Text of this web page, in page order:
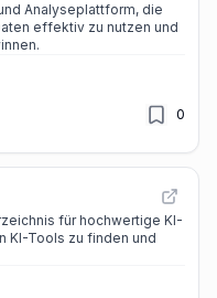
Analyseplattform, die
effektiv zu nutzen und
0
für hochwertige KI-
KI-Tools zu finden und